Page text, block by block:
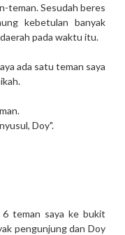
teman. Sesudah beres
kebetulan banyak
pada waktu itu.
ada satu teman saya
Doy".
6 teman saya ke bukit
pengunjung dan Doy